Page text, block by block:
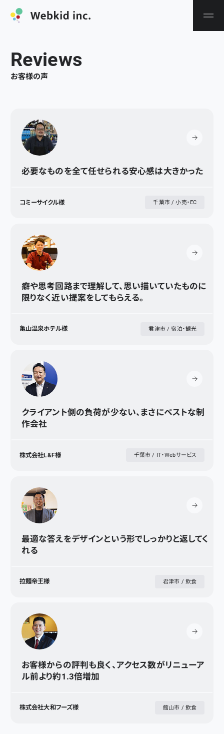
Reviews
お客様の声
必要なものを全て任せられる安心感は大きかった
コミーサイクル様 千葉市 / 小売・EC
癖や思考回路まで理解して、思い描いていたものに
限りなく近い提案をしてもらえる。
亀山温泉ホテル様 君津市 / 宿泊・観光
クライアント側の負荷が少ない、まさにベストな制
作会社
株式会社L&F様 千葉市 / IT・Webサービス
最適な答えをデザインという形でしっかりと返してく
れる
拉麺帝王様 君津市 / 飲食
お客様からの評判も良く、アクセス数がリニューア
ル前より約1.3倍増加
株式会社大和フーズ様 館山市 / 飲食